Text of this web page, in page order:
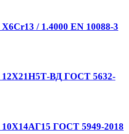
X6Cr13 / 1.4000 EN 10088-3
12Х21Н5Т-ВД ГОСТ 5632-
10Х14АГ15 ГОСТ 5949-2018